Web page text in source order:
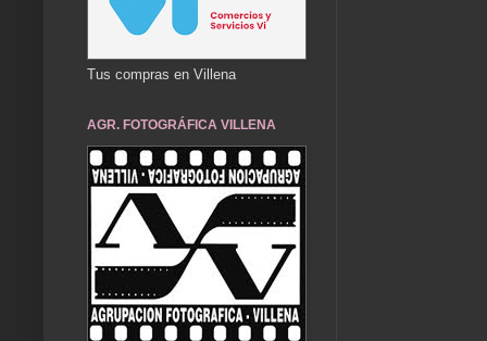
Tus compras en Villena
AGR. FOTOGRÁFICA VILLENA